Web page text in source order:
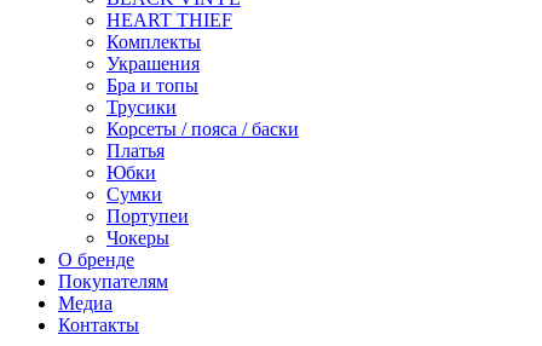
HEART THIEF
Комплекты
Украшения
Бра и топы
Трусики
Корсеты / пояса / баски
Платья
Юбки
Сумки
Портупеи
Чокеры
О бренде
Покупателям
Медиа
Контакты